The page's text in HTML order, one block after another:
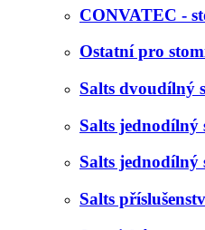
CONVATEC -
Ostatní pro
Salts dvoudílný
Salts jednodílný
Salts jednodílný
Salts